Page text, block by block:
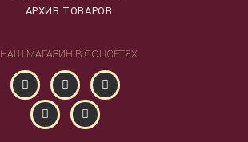
АРХИВ ТОВАРОВ
НАШ МАГАЗИН В СОЦСЕТЯХ